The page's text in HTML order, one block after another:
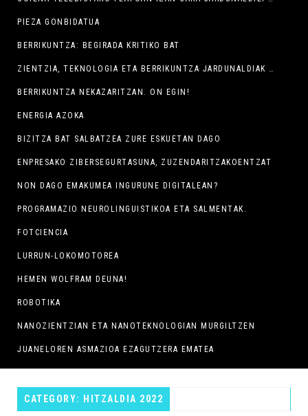
PIEZA GONBIDATUA
BERRIKUNTZA: BEGIRADA KRITIKO BAT
ZIENTZIA, TEKNOLOGIA ETA BERRIKUNTZA JARDUNALDIAK BERGARAN
BERRIKUNTZA NEKAZARITZAN. ON EGIN!
ENERGIA AZOKA
BIZITZA BAT SALBATZEA ZURE ESKUETAN DAGO
ENPRESAKO ZIBERSEGURTASUNA, ZUZENDARITZAKOENTZAT
NON DAGO EMAKUMEA INGURUNE DIGITALEAN?
PROGRAMAZIO NEUROLINGUISTIKOA ETA SALMENTAK.
FOTCIENCIA
LURRUN-LOKOMOTOREA
HEMEN WOLFRAM DEUNA!
ROBOTIKA
NANOZIENTZIAN ETA NANOTEKNOLOGIAN MURGILTZEN
JUANELOREN ASMAZIOA EZAGUTZERA EMATEA
CATEGORY: HITZALDIA 2022